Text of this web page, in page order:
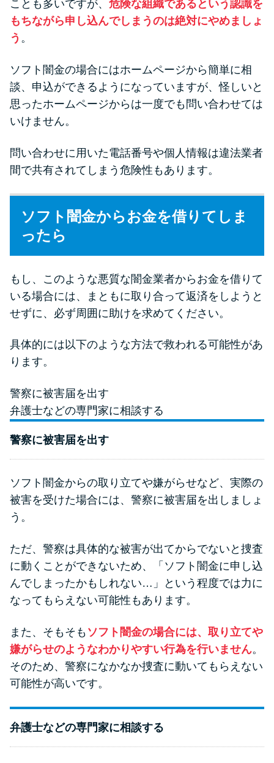
ことも多いですが、 危険な組織であるという認識を
もちながら申し込んでしまうのは絶対にやめましょ
う 。
ソフト闇金の場合にはホームページから簡単に相
談、申込ができるようになっていますが、怪しいと
思ったホームページからは一度でも問い合わせては
いけません。
問い合わせに用いた電話番号や個人情報は違法業者
間で共有されてしまう危険性もあります。
ソフト闇金からお金を借りてしま
ったら
もし、このような悪質な闇金業者からお金を借りて
いる場合には、まともに取り合って返済をしようと
せずに、必ず周囲に助けを求めてください。
具体的には以下のような方法で救われる可能性があ
ります。
警察に被害届を出す
弁護士などの専門家に相談する
警察に被害届を出す
ソフト闇金からの取り立てや嫌がらせなど、実際の
被害を受けた場合には、警察に被害届を出しましょ
う。
ただ、警察は具体的な被害が出てからでないと捜査
に動くことができないため、「ソフト闇金に申し込
んでしまったかもしれない…」という程度では力に
なってもらえない可能性もあります。
また、そもそも ソフト闇金の場合には、取り立てや
嫌がらせのようなわかりやすい行為を行いません。
そのため、警察になかなか捜査に動いてもらえない
可能性が高いです。
弁護士などの専門家に相談する